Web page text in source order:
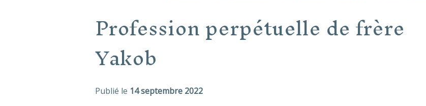
Profession perpétuelle de frère
Yakob
Publié le 14 septembre 2022